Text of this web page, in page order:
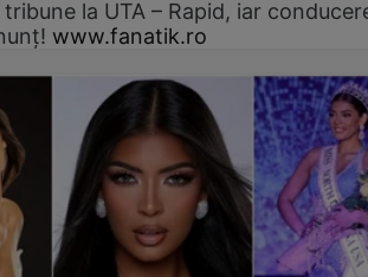
la UTA – Rapid, iar
www.fanatik.ro